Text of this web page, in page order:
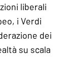
liberali
i Verdi
dei
su scala